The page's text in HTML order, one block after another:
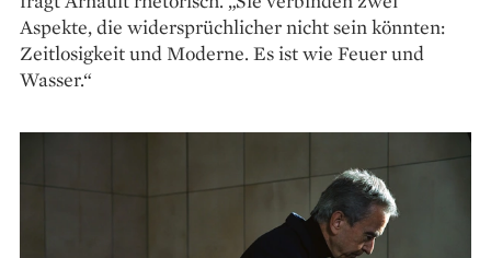
Aspekte, die widersprüchlicher nicht sein könnten:
Zeitlosigkeit und Moderne. Es ist wie Feuer und
Wasser.“